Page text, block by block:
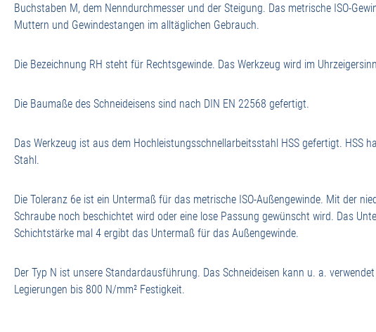
Buchstaben M, dem Nenndurchmesser und der Steigung. Das metrische ISO-
Muttern und Gewindestangen im alltäglichen Gebrauch.
Die Bezeichnung RH steht für Rechtsgewinde. Das Werkzeug wird im
Die Baumaße des Schneideisens sind nach DIN EN 22568 gefertigt.
Das Werkzeug ist aus dem Hochleistungsschnellarbeitsstahl HSS gefertigt. HSS
Stahl.
Die Toleranz 6e ist ein Untermaß für das metrische ISO-Außengewinde. Mit der
Schraube noch beschichtet wird oder eine lose Passung gewünscht wird. Das
Schichtstärke mal 4 ergibt das Untermaß für das Außengewinde.
Der Typ N ist unsere Standardausführung. Das Schneideisen kann u. a.
Legierungen bis 800 N/mm² Festigkeit.